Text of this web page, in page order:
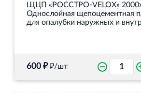
ЩЦП «РОССТРО-VELOX»
Однослойная щепоцементная
для опалубки наружных и
600 ₽₽/шт